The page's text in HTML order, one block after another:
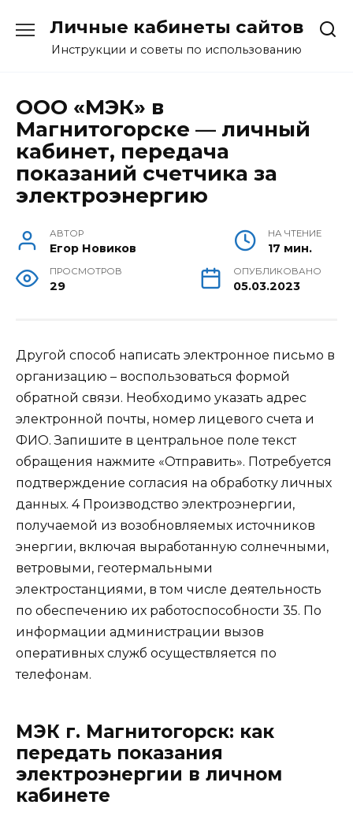
содержанию
Личные кабинеты сайтов
Инструкции и советы по использованию
ООО «МЭК» в
Магнитогорске — личный
кабинет, передача
показаний счетчика за
электроэнергию
АВТОР
Егор Новиков
НА ЧТЕНИЕ
17 мин.
ПРОСМОТРОВ
29
ОПУБЛИКОВАНО
05.03.2023
Другой способ написать электронное письмо в
организацию – воспользоваться формой
обратной связи. Необходимо указать адрес
электронной почты, номер лицевого счета и
ФИО. Запишите в центральное поле текст
обращения нажмите «Отправить». Потребуется
подтверждение согласия на обработку личных
данных. 4 Производство электроэнергии,
получаемой из возобновляемых источников
энергии, включая выработанную солнечными,
ветровыми, геотермальными
электростанциями, в том числе деятельность
по обеспечению их работоспособности 35. По
информации администрации вызов
оперативных служб осуществляется по
телефонам.
МЭК г. Магнитогорск: как
передать показания
электроэнергии в личном
кабинете